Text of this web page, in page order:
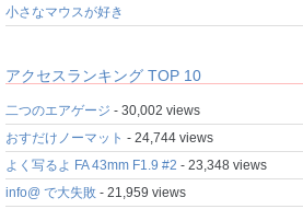
小さなマウスが好き
アクセスランキング TOP 10
二つのエアゲージ - 30,002 views
おすだけノーマット - 24,744 views
よく写るよ FA 43mm F1.9 #2 - 23,348 views
info@ で大失敗 - 21,959 views